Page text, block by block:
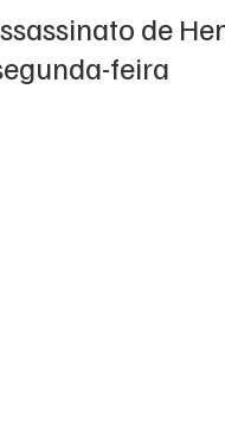
de
feira